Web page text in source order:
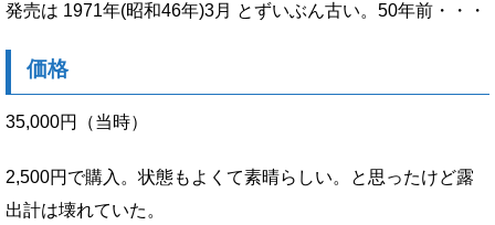
発売は 1971年(昭和46年)3月 とずいぶん古い。50年前・・・
価格
35,000円（当時）
2,500円で購入。状態もよくて素晴らしい。と思ったけど露
出計は壊れていた。